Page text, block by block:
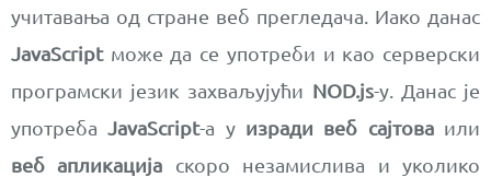
учитавања од стране веб прегледача. Иако данас
JavaScriptможе да се употреби и као серверски
програмски језик захваљујући NOD.js-у. Данас је
употребаJavaScript-а у изради веб сајтоваили
веб апликација скоро незамислива и уколико